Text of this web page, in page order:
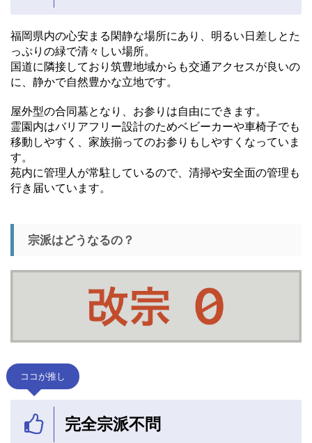
福岡県内の心安まる閑静な場所にあり、明るい日差しとた
っぷりの緑で清々しい場所。
国道に隣接しており筑豊地域からも交通アクセスが良いの
に、静かで自然豊かな立地です。
屋外型の合同墓となり、お参りは自由にできます。
霊園内はバリアフリー設計のためベビーカーや車椅子でも
移動しやすく、家族揃ってのお参りもしやすくなっていま
す。
苑内に管理人が常駐しているので、清掃や安全面の管理も
行き届いています。
宗派はどうなるの？
ココが推し
完全宗派不問